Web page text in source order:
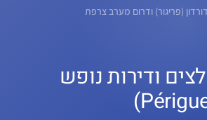
דורדון (פריגור) ודרום מערב צרפת
ודירות נופש